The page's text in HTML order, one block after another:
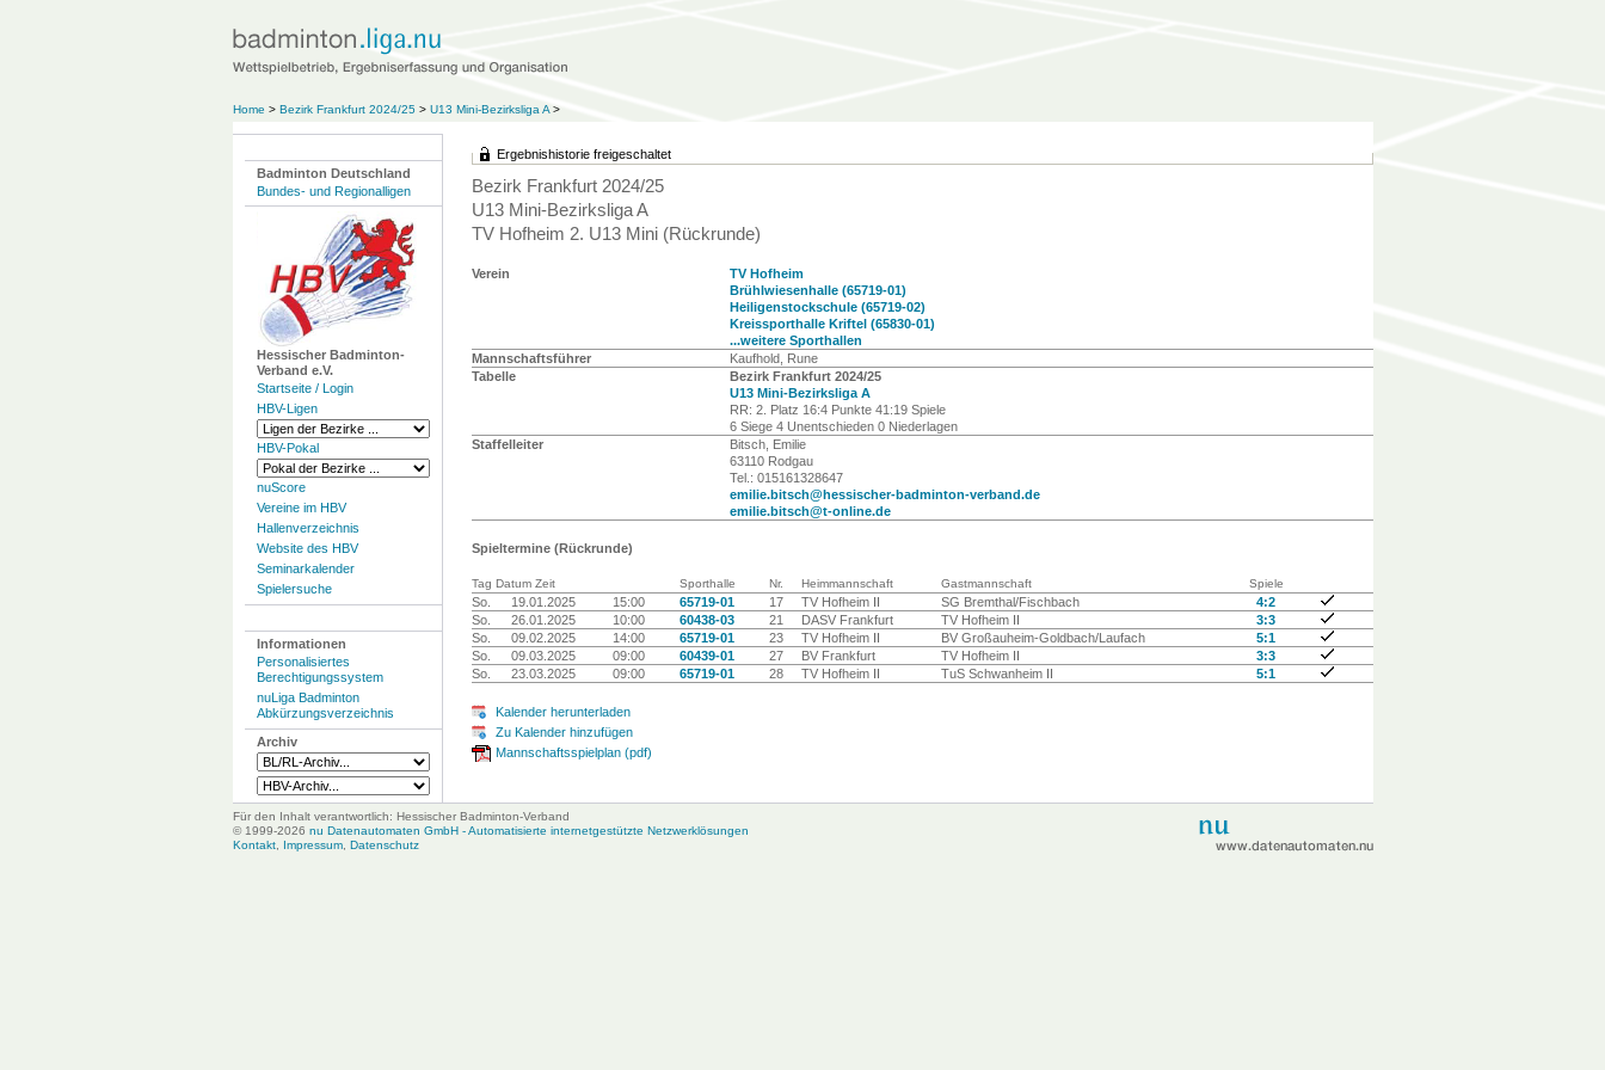
Home > Bezirk Frankfurt 2024/25> U13 Mini-Bezirksliga A>
Badminton Deutschland
Bundes- und Regionalligen
Hessischer Badminton-
Verband e.V.
Startseite / Login
HBV-Ligen
HBV-Pokal
nuScore
Vereine im HBV
Hallenverzeichnis
Website des HBV
Seminarkalender
Spielersuche
Informationen
Personalisiertes
Berechtigungssystem
nuLiga Badminton
Abkürzungsverzeichnis
Archiv
Ergebnishistorie freigeschaltet
Bezirk Frankfurt 2024/25
U13 Mini-Bezirksliga A
TV Hofheim 2. U13 Mini (Rückrunde)
Verein
TV Hofheim
Brühlwiesenhalle (65719-01)
Heiligenstockschule (65719-02)
Kreissporthalle Kriftel (65830-01)
...weitere Sporthallen
Mannschaftsführer
Kaufhold, Rune
Tabelle
Bezirk Frankfurt 2024/25
U13 Mini-Bezirksliga A
RR: 2. Platz 16:4 Punkte 41:19 Spiele
6 Siege 4 Unentschieden 0 Niederlagen
Staffelleiter
Bitsch, Emilie
63110 Rodgau
Tel.: 015161328647
emilie.bitsch@hessischer-badminton-verband.de
emilie.bitsch@t-online.de
Spieltermine (Rückrunde)
Tag Datum Zeit Sporthalle Nr. Heimmannschaft Gastmannschaft Spiele
So. 19.01.2025 15:00 65719-01 17 TV Hofheim II SG Bremthal/Fischbach
4:2
So.
26.01.2025 10:00 60438-03 21 DASV Frankfurt TV Hofheim II
3:3
So.
09.02.2025 14:00 65719-01 23 TV Hofheim II BV Großauheim-Goldbach/Laufach
5:1
So.
09.03.2025 09:00 60439-01 27 BV Frankfurt TV Hofheim II
3:3
So.
23.03.2025 09:00 65719-01 28 TV Hofheim II TuS Schwanheim II 5:1
Kalender herunterladen
Zu Kalender hinzufügen
Mannschaftsspielplan (pdf)
Für den Inhalt verantwortlich: Hessischer Badminton-Verband
© 1999-2026 nu Datenautomaten GmbH - Automatisierte internetgestützte Netzwerklösungen
Kontakt, Impressum, Datenschutz